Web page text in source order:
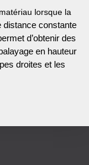
lorsque la
distance constante
d’obtenir des
en hauteur
droites et les